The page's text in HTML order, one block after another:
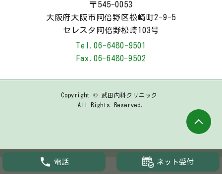
ネット受付
〒545-0053
大阪府大阪市阿倍野区松崎町2-9-5
セレスタ阿倍野松崎103号
Tel.06-6480-9501
Fax. 06-6480-9502
Copyright © 武田内科クリニック
All Rights Reserved.